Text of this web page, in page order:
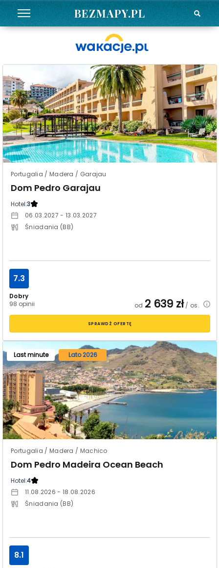
BEZMAPY.PL
Portugalia / Madera / Garajau
Dom Pedro Garajau
Hotel:3
06.03.2027 - 13.03.2027
Śniadania (BB)
Dobry
98 opinii
7.3
od 2 639 zł/ os.
SPRAWDŹ OFERTĘ
Last minute Lato 2026
Portugalia / Madera / Machico
Dom Pedro Madeira Ocean Beach
Hotel:4
11.08.2026 - 18.08.2026
Śniadania (BB)
8.1